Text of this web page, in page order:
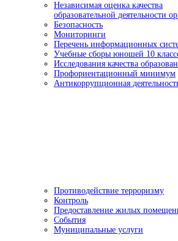
Независимая оценка качества
образовательной деятельности
Безопасность
Мониторинги
Перечень информационных
Учебные сборы юношей 10
Исследования качества
Профориентационный минимум
Антикоррупционная
Противодействие терроризму
Контроль
Предоставление жилых
События
Муниципальные услуги